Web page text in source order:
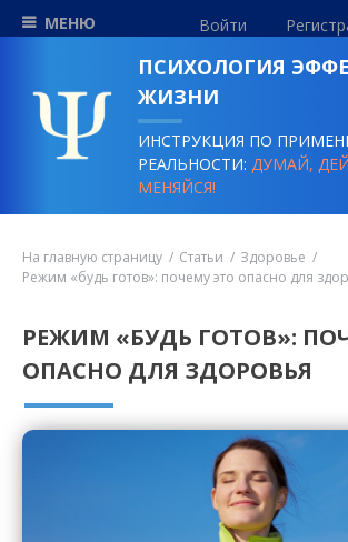
МЕНЮ Войти
ПСИХОЛОГИЯ
ЖИЗНИ
ИНСТРУКЦИЯ ПО
РЕАЛЬНОСТИ:ДУМАЙ,
МЕНЯЙСЯ!
На главную страницу Статьи
Здоровье
Режим «будь готов»: почему это опасно для
РЕЖИМ «БУДЬ ГОТОВ»:
ОПАСНО ДЛЯ ЗДОРОВЬЯ